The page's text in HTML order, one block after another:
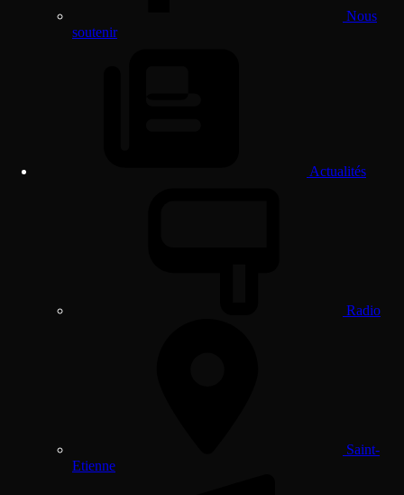
Nous
soutenir
Actualités
Radio
Saint-
Etienne